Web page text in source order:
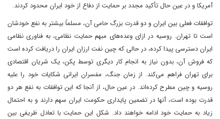
آمریکا و در عین حال تأکید مجدد بر حمایت از دفاع از خود ایران محدود کردند.
توافقات فعلی بین ایران و دو قدرت بزرگ حامی آن، مسلماً بیشتر به نفع خودشان
است تا تهران. روسیه در ازای وعده‌های مبهم حمایت نظامی، به فناوری نظامی
ایران دسترسی پیدا کرده، در حالی که چین نفت ارزان ایران را دریافت کرده است
که فروش آن، بدون نیاز به انجام کار دیگری توسط پکن، یک شریان اقتصادی
برای تهران فراهم می‌کند. از زمان جنگ، مفسران ایرانی شکایات خود را علیه
روسیه و چین مطرح کرده‌اند. در عین حال، از آنجا که این توافقات به نفع هر دو
قدرت بوده است، آنها در تضمین پایداری حکومت ایران سهم دارند و به احتمال
زیاد به حمایت خود ادامه خواهند داد. شکل این حمایت با تعادل ظریفی بین